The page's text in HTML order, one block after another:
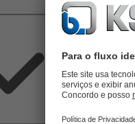
Sobre
a